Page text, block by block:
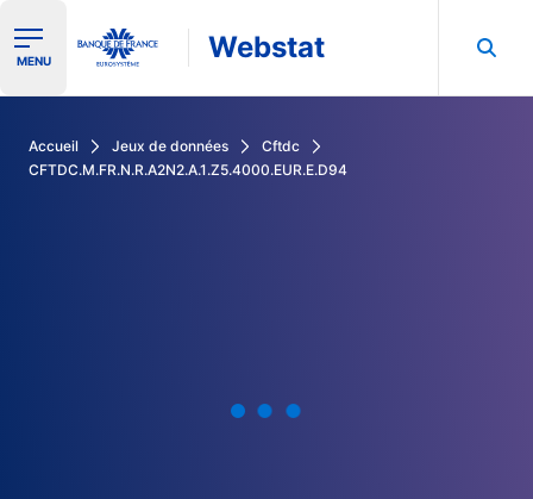
Ouvrir le menu de navigation
MENU Webstat
Accueil Jeux de données
Cftdc
CFTDC.M.FR.N.R.A2N2.A.1.Z5.4000.EUR.E.D94